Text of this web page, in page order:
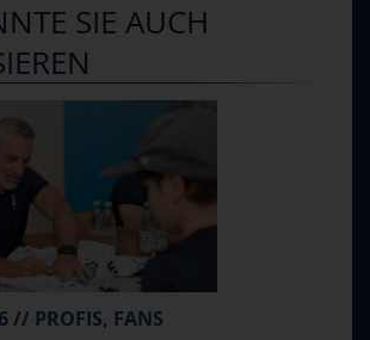
SIE AUCH
// PROFIS, FANS